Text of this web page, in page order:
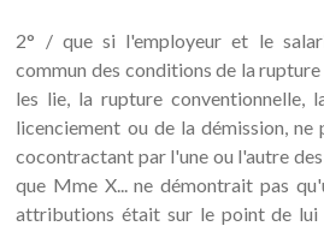
2° / que si l'employeur et le
commun des conditions de la
les lie, la rupture conventionnelle,
licenciement ou de la démission, ne
cocontractant par l'une ou l'autre
que Mme X... ne démontrait pas
attributions était sur le point de lui